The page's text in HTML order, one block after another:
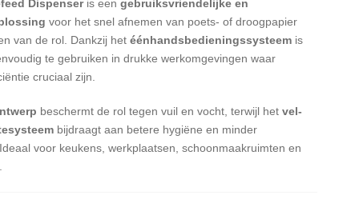
Dispenseris een gebruiksvriendelijke en
voor het snel afnemen van poets- of droogpapier
van de rol. Dankzij het éénhandsbedieningssysteem is
te gebruiken in drukke werkomgevingen waar
cruciaal zijn.
beschermt de rol tegen vuil en vocht, terwijl het vel-
bijdraagt aan betere hygiëne en minder
voor keukens, werkplaatsen, schoonmaakruimten en